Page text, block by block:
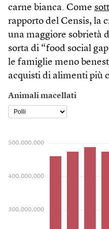
carne bianca. Come
rapporto del Censis, la
una maggiore sobrietà
sorta di “food social
le famiglie meno
acquisti di alimenti più